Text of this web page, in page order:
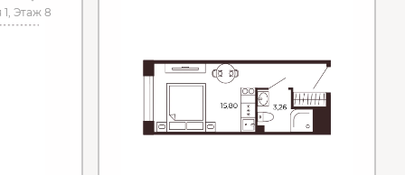
Этаж 8